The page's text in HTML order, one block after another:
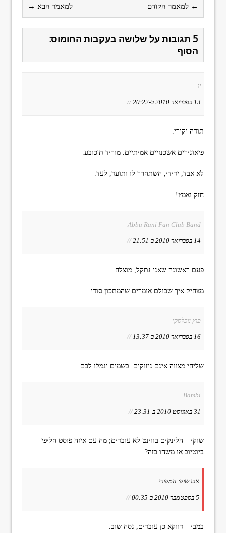
← למאמר הקודם למאמר הבא →
5 תגובות על שלושה בעקבות החומוס:
הסוף
יו
13 בפברואר 2010 ב-20:22 //
תודה יקירי.
פיאונירים אשכנזיים אמיתיים. מוריד ת'כובע.
לא אבד, ידידי, השתחרר לו ותועד, לעד.
חזק ואמץ!
Abbu Rani Fan Club Band
14 בפברואר 2010 ב-21:51 //
פעם ראשונה שאני נתקל, מוצלח
מצחיק איך שכולם אומרים שהמתכון סודי
פוץ נוכלסקי
16 בפברואר 2010 ב-13:37 //
שליחי מצווה אינם ניזוקים. בשמים יגמלו לכם.
Bambi
31 באוגוסט 2010 ב-23:31 //
שוקי – הלינקים בווינט לא עובדים; מה עם איזה פוסט חליפי
ביוטיוב או משהו כזה?
אבו שוקי המקורי
5 בספטמבר 2010 ב-00:35 //
במבי – דווקא כן עובדים, נסה שוב.